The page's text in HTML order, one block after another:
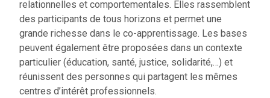
relationnelles et comportementales. Elles rassemblent
des participants de tous horizons et permet une
grande richesse dans le co-apprentissage. Les bases
peuvent également être proposées dans un contexte
particulier (éducation, santé, justice, solidarité,…) et
réunissent des personnes qui partagent les mêmes
centres d’intérêt professionnels.